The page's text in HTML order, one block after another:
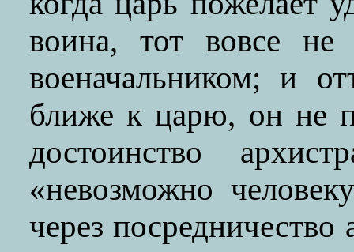
воина, тот вовсе не
военачальником; и
ближе к царю, он не
достоинство
«невозможно
через